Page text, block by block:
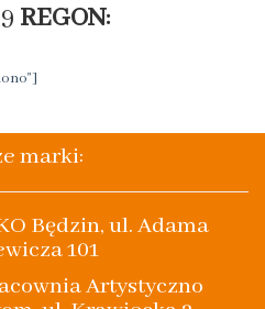
REGON:
marki:
Będzin, ul. Adama
101
Artystyczno